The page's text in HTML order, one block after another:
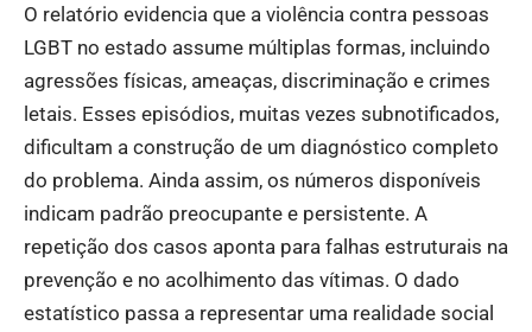
O relatório evidencia que a violência contra pessoas
LGBT no estado assume múltiplas formas, incluindo
agressões físicas, ameaças, discriminação e crimes
letais. Esses episódios, muitas vezes subnotificados,
dificultam a construção de um diagnóstico completo
do problema. Ainda assim, os números disponíveis
indicam padrão preocupante e persistente. A
repetição dos casos aponta para falhas estruturais na
prevenção e no acolhimento das vítimas. O dado
estatístico passa a representar uma realidade social